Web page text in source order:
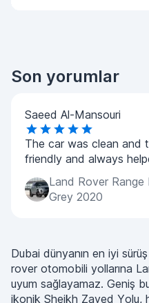
Son yorumlar
Saeed Al-Mansouri
The car was clean and
friendly and always
Land Rover Range
Grey 2020
Dubai dünyanın en iyi
rover otomobili yollarına
uyum sağlayamaz. Geniş
ikonik Sheikh Zayed Yolu,